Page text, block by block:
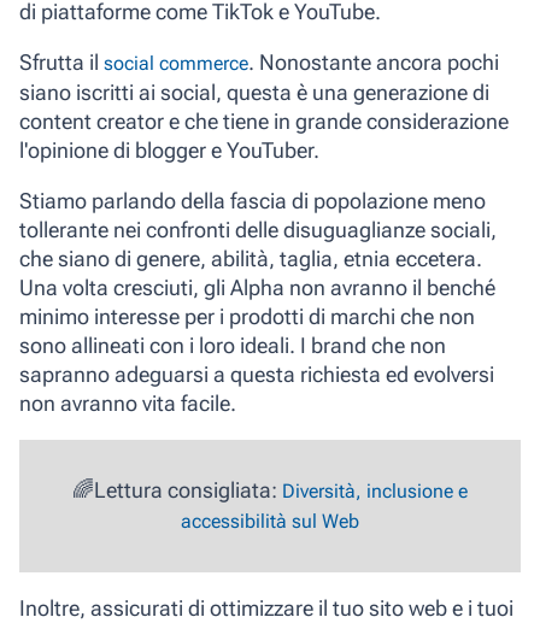
di piattaforme come TikTok e YouTube.
Sfrutta il social commerce. Nonostante ancora pochi
siano iscritti ai social, questa è una generazione di
content creator e che tiene in grande considerazione
l'opinione di blogger e YouTuber.
Stiamo parlando della fascia di popolazione meno
tollerante nei confronti delledisuguaglianze sociali,
che siano di genere, abilità, taglia, etnia eccetera.
Una volta cresciuti, gli Alpha non avranno il benché
minimo interesse per i prodotti di marchi che non
sono allineati con i loro ideali. I brand che non
sapranno adeguarsi a questa richiesta ed evolversi
non avranno vita facile.
🌈Lettura consigliata: Diversità, inclusione e
accessibilità sul Web
Inoltre, assicurati di ottimizzare il tuo sito web e i tuoi